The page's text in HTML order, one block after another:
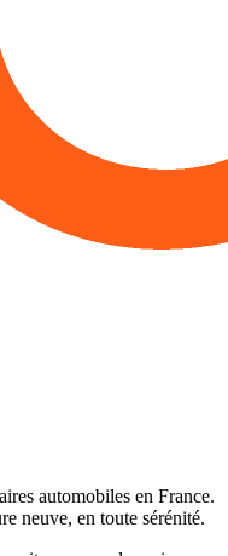
automobiles en France.
neuve, en toute sérénité.